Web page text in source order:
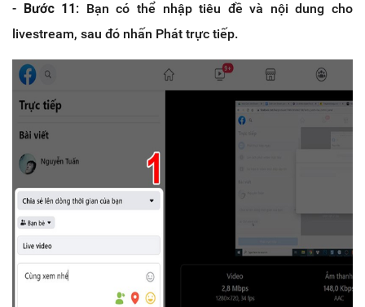
- Bước 11: Bạn có thể nhập tiêu đề và nội dung cho
livestream, sau đó nhấn Phát trực tiếp.